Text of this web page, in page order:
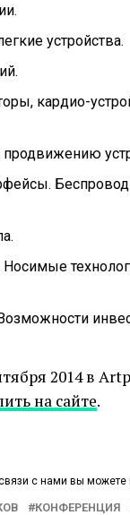
устройства.
кардио-
2014 в
на сайте.
с нами вы можете
КОНФЕРЕНЦИЯ